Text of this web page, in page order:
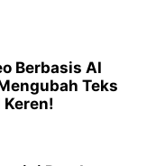
Berbasis AI
Teks